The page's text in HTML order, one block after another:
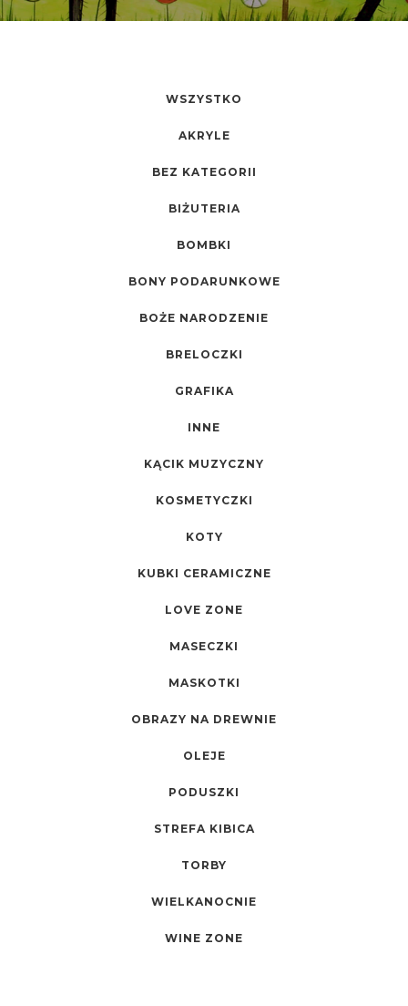
WSZYSTKO
AKRYLE
BEZ KATEGORII
BIŻUTERIA
BOMBKI
BONY PODARUNKOWE
BOŻE NARODZENIE
BRELOCZKI
GRAFIKA
INNE
KĄCIK MUZYCZNY
KOSMETYCZKI
KOTY
KUBKI CERAMICZNE
LOVE ZONE
MASECZKI
MASKOTKI
OBRAZY NA DREWNIE
OLEJE
PODUSZKI
STREFA KIBICA
TORBY
WIELKANOCNIE
WINE ZONE